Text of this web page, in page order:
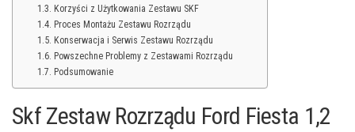
Korzyści z Użytkowania Zestawu SKF
Proces Montażu Zestawu Rozrządu
Konserwacja i Serwis Zestawu Rozrządu
Powszechne Problemy z Zestawami Rozrządu
Podsumowanie
Skf Zestaw Rozrządu Ford Fiesta 1,2